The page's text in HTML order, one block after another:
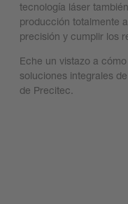
tecnología láser
producción totalmente
precisión y cumplir los
Eche un vistazo a
soluciones integrales de
de Precitec.